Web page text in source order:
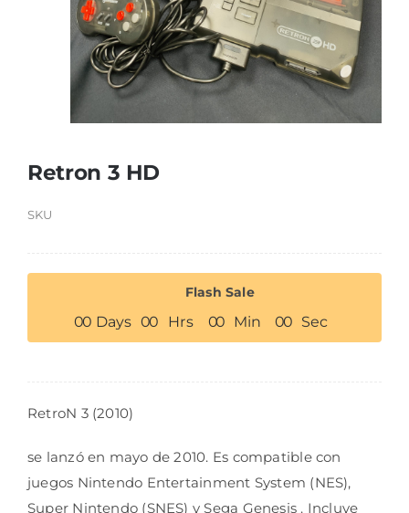
Retron 3 HD
SKU
Flash Sale
00 Days 00 Hrs 00 Min 00 Sec
RetroN 3 (2010)
se lanzó en mayo de 2010.​ Es compatible con
juegos Nintendo Entertainment System (NES),
Super Nintendo (SNES) y Sega Genesis . Incluye